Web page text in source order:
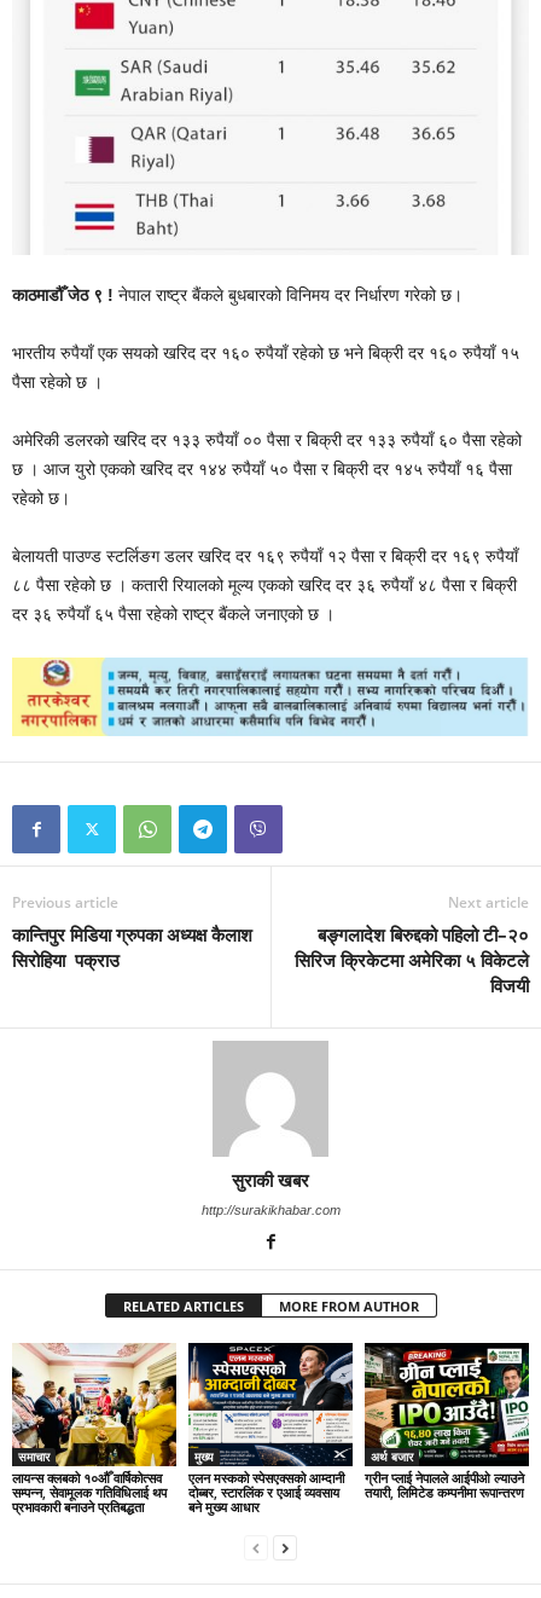
काठमाडौँ जेठ ९ ! नेपाल राष्ट्र बैंकले बुधबारको विनिमय दर निर्धारण गरेको छ।
भारतीय रुपैयाँ एक सयको खरिद दर १६० रुपैयाँ रहेको छ भने बिक्री दर १६० रुपैयाँ १५
पैसा रहेको छ ।
अमेरिकी डलरको खरिद दर १३३ रुपैयाँ ०० पैसा र बिक्री दर १३३ रुपैयाँ ६० पैसा रहेको
छ । आज युरो एकको खरिद दर १४४ रुपैयाँ ५० पैसा र बिक्री दर १४५ रुपैयाँ १६ पैसा
रहेको छ।
बेलायती पाउण्ड स्टर्लिङग डलर खरिद दर १६९ रुपैयाँ १२ पैसा र बिक्री दर १६९ रुपैयाँ
८८ पैसा रहेको छ । कतारी रियालको मूल्य एकको खरिद दर ३६ रुपैयाँ ४८ पैसा र बिक्री
दर ३६ रुपैयाँ ६५ पैसा रहेको राष्ट्र बैंकले जनाएको छ ।
Previous article
कान्तिपुर मिडिया ग्रुपका अध्यक्ष कैलाश
सिरोहिया पक्राउ
Next article
बङ्गलादेश बिरुद्दको पहिलो टी–२०
सिरिज क्रिकेटमा अमेरिका ५ विकेटले
विजयी
सुराकी खबर
http://surakikhabar.com
RELATED ARTICLES MORE FROM AUTHOR
समाचार
लायन्स क्लबको १०औँ वार्षिकोत्सव
सम्पन्न, सेवामूलक गतिविधिलाई थप
प्रभावकारी बनाउने प्रतिबद्धता
मुख्य
एलन मस्कको स्पेसएक्सको आम्दानी
दोब्बर, स्टारलिंक र एआई व्यवसाय
बने मुख्य आधार
अर्थ बजार
ग्रीन प्लाई नेपालले आईपीओ ल्याउने
तयारी, लिमिटेड कम्पनीमा रूपान्तरण